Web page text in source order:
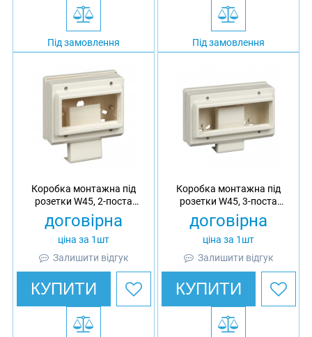
Під замовлення Під замовлення
Коробка монтажна під
розетки W45, 2-поста
стандарту 45x45 Ultra, АБС
договірна
ціна за 1шт
Залишити відгук
КУПИТИ
Коробка монтажна під
розетки W45, 3-поста
стандарту 45x45 Ultra, АБС
договірна
ціна за 1шт
Залишити відгук
КУПИТИ